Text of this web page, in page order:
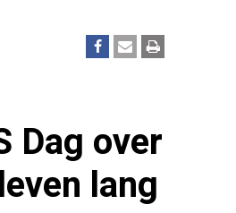
Dag over
lang